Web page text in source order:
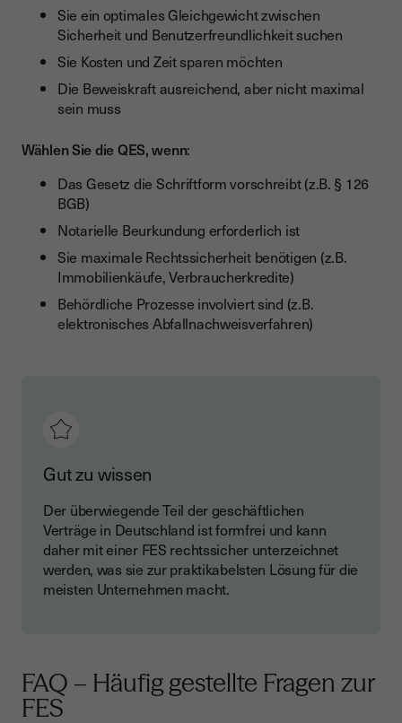
Sie ein optimales Gleichgewicht zwischen
Sicherheit und Benutzerfreundlichkeit suchen
Sie Kosten und Zeit sparen möchten
Die Beweiskraft ausreichend, aber nicht maximal
sein muss
Wählen Sie die QES, wenn:
Das Gesetz die Schriftform vorschreibt (z.B. § 126
BGB)
Notarielle Beurkundung erforderlich ist
Sie maximale Rechtssicherheit benötigen (z.B.
Immobilienkäufe, Verbraucherkredite)
Behördliche Prozesse involviert sind (z.B.
elektronisches Abfallnachweisverfahren)
Gut zu wissen
Der überwiegende Teil der geschäftlichen
Verträge in Deutschland ist formfrei und kann
daher mit einer FES rechtssicher unterzeichnet
werden, was sie zur praktikabelsten Lösung für die
meisten Unternehmen macht.
FAQ – Häufig gestellte Fragen zur
FES